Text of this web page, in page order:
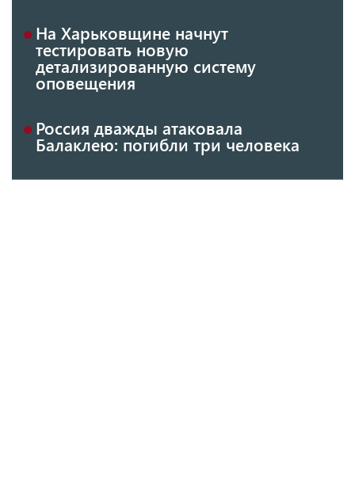
На Харьковщине начнут
тестировать новую
детализированную систему
оповещения
Россия дважды атаковала
Балаклею: погибли три человека